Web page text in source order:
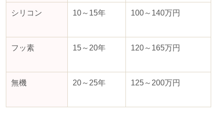
シリコン 10～ 15年 100～ 140万円
フッ素 15～ 20年 120～ 165万円
無機 20～ 25年 125～ 200万円